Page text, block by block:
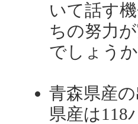
いて話す
ちの努力
でしょう
青森県産
県産は118